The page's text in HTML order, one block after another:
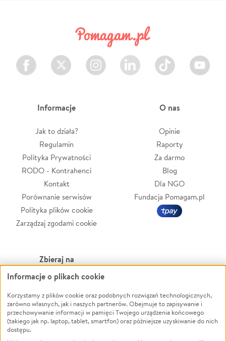
Facebook Twitter Instagram LinkedIn TikTok Youtube
Informacje
Jak to działa?
Regulamin
Polityka Prywatności
RODO - Kontrahenci
Kontakt
Porównanie serwisów
Polityka plików cookie
Zarządzaj zgodami cookie
O nas
Opinie
Raporty
Za darmo
Blog
Dla NGO
Fundacja Pomagam.pl
Zbieraj na
Leczenie
Zwierzęta
Pożar
Ukraina
Powódź
Wichura
NGO
Informacje o plikach cookie
Korzystamy z plików cookie oraz podobnych rozwiązań technologicznych,
zarówno własnych, jak i naszych partnerów. Obejmuje to zapisywanie i
przechowywanie informacji w pamięci Twojego urządzenia końcowego
(takiego jak np. laptop, tablet, smartfon) oraz późniejsze uzyskiwanie do nich
dostępu.